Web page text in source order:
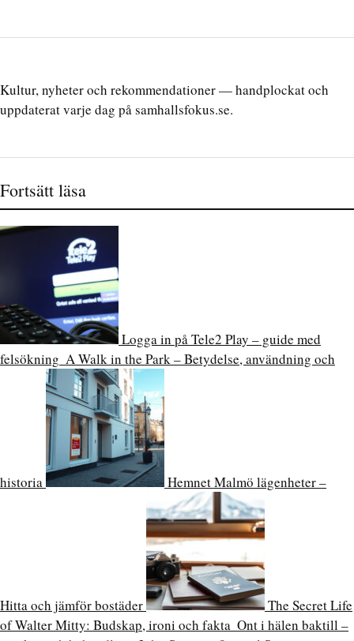
Kultur, nyheter och rekommendationer — handplockat och
uppdaterat varje dag på samhallsfokus.se.
Fortsätt läsa
Logga in på Tele2 Play – guide med
felsökning A Walk in the Park – Betydelse, användning och
historia Hemnet Malmö lägenheter –
Hitta och jämför bostäder
The Secret Life
of Walter Mitty: Budskap, ironi och fakta Ont i hälen baktill –